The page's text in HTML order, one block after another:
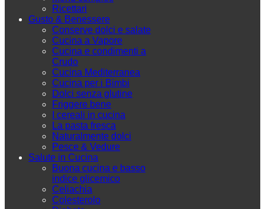
Ricettari
Gusto & Benessere
Conserve dolci e salate
Cucina a Vapore
Cucina e condimenti a
Crudo
Cucina Mediterranea
Cucina per i Bimbi
Dolci senza glutine
Friggere bene
I cereali in cucina
La pasta fresca
Naturalmente dolci
Pesce & Vedure
Salute in Cucina
Buona cucina e basso
indice glicemico
Celiachia
Colesterolo